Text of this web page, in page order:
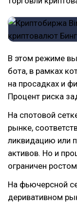
В этом режиме
бота, в рамках
на просадках и
Процент риска
На спотовой
рынке,
ликвидацию или
активов. Но и
ограничен
На фьючерсной
деривативном